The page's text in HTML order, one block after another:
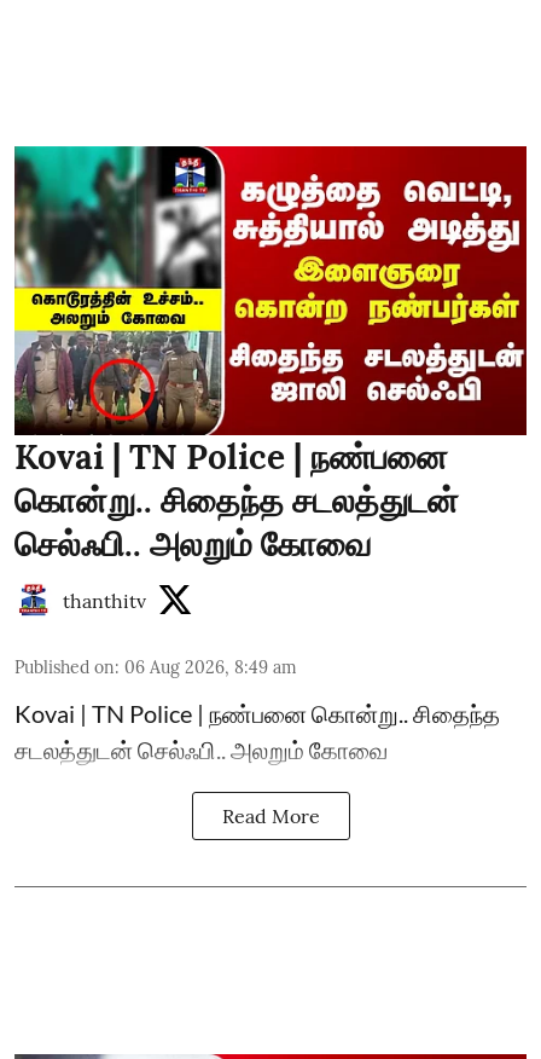
Kovai | TN Police | நண்பனை
கொன்று.. சிதைந்த சடலத்துடன்
செல்ஃபி.. அலறும் கோவை
thanthitv
Published on: 06 Aug 2026, 8:49 am
Kovai | TN Police | நண்பனை கொன்று.. சிதைந்த
சடலத்துடன் செல்ஃபி.. அலறும் கோவை
Read More